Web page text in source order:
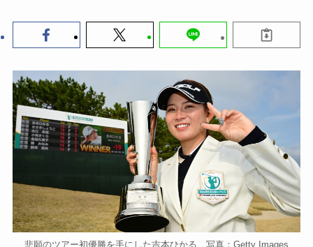
悲願のツアー初優勝を手にした吉本ひかる 写真：Getty Images